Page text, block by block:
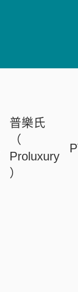
普樂氏
（
Proluxury
）